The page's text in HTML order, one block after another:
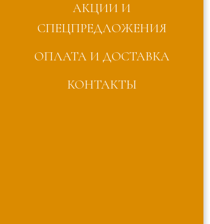
АКЦИИ И
СПЕЦПРЕДЛОЖЕНИЯ
ОПЛАТА И ДОСТАВКА
КОНТАКТЫ